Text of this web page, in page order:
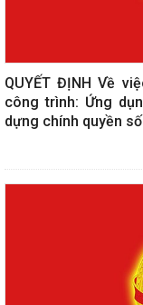
QUYẾT ĐỊNH Về
công trình: Ứng
dựng chính quyền